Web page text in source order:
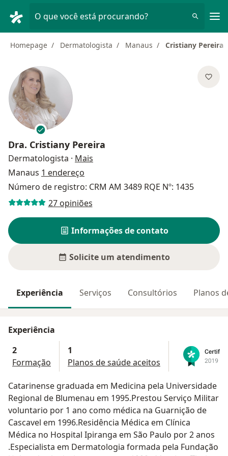
O que você está procurando?
Homepage Dermatologista Manaus Cristiany Pereira
Dra. Cristiany Pereira
Dermatologista · Mais
Manaus 1 endereço
Número de registro: CRM AM 3489 RQE Nº: 1435
27 opiniões
Informações de contato
Solicite um atendimento
Experiência Serviços Consultórios Planos
Experiência
2
Formação
1
Planos de saúde aceitos
Catarinense graduada em Medicina pela Universidade
Regional de Blumenau em 1995.Prestou Serviço Militar
voluntario por 1 ano como médica na Guarnição de
Cascavel em 1996.Residência Médica em Clínica
Médica no Hospital Ipiranga em São Paulo por 2 anos
.Especialista em Dermatologia formada pela Fundação